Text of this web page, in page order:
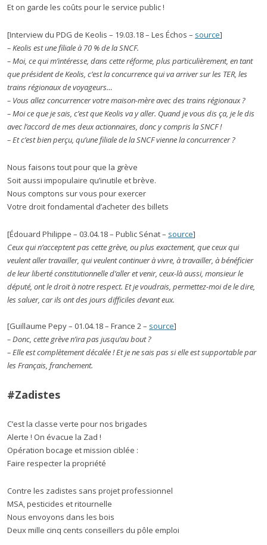
Et on garde les coûts pour le service public !
[Interview du PDG de Keolis – 19.03.18 – Les Échos – source]
– Keolis est une filiale à 70 % de la SNCF.
– Moi, ce qui m’intéresse, dans cette réforme, plus particulièrement, en tant
que président de Keolis, c’est la concurrence qui va arriver sur les TER, les
trains régionaux de voyageurs…
– Vous allez concurrencer votre maison-mère avec des trains régionaux ?
– Moi ce que je sais, c’est que Keolis va y aller. Quand je vous dis ça, je le dis
avec l’accord de mes deux actionnaires, donc y compris la SNCF !
– Et c’est bien perçu, qu’une filiale de la SNCF vienne la concurrencer ?
Nous faisons tout pour que la grève
Soit aussi impopulaire qu’inutile et brève.
Nous comptons sur vous pour exercer
Votre droit fondamental d’acheter des billets
[Édouard Philippe – 03.04.18 – Public Sénat – source]
Ceux qui n’acceptent pas cette grève, ou plus exactement, que ceux qui
veulent aller travailler, qui veulent continuer à vivre, à travailler, à bénéficier
de leur liberté constitutionnelle d’aller et venir, ceux-là aussi, monsieur le
député, ont le droit à notre respect. Et je voudrais, permettez-moi de le dire,
les saluer, car ils ont des jours difficiles devant eux.
[Guillaume Pepy – 01.04.18 – France 2 – source]
– Donc, cette grève n’ira pas jusqu’au bout ?
– Elle est complètement décalée ! Et je ne sais pas si elle est supportable par
les Français, franchement.
#Zadistes
C’est la classe verte pour nos brigades
Alerte ! On évacue la Zad !
Opération bocage et mission ciblée :
Faire respecter la propriété
Contre les zadistes sans projet professionnel
MSA, pesticides et ritournelle
Nous envoyons dans les bois
Deux mille cinq cents conseillers du pôle emploi